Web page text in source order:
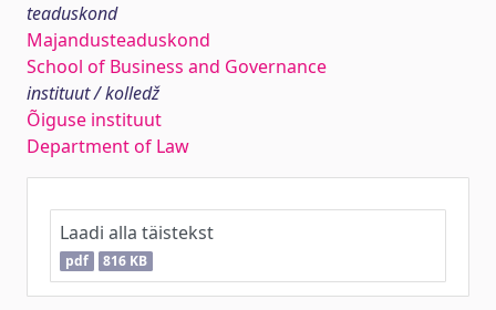
teaduskond
Majandusteaduskond
School of Business and Governance
instituut / kolledž
Õiguse instituut
Department of Law
Laadi alla täistekst
pdf 816 KB